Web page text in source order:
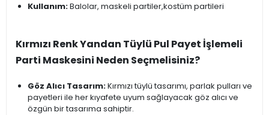
Kullanım:Balolar, maskeli partiler,kostüm partileri
Kırmızı Renk Yandan Tüylü Pul Payet İşlemeli
Parti Maskesini Neden Seçmelisiniz?
Göz Alıcı Tasarım:Kırmızı tüylü tasarımı, parlak pulları ve
payetleri ile her kıyafete uyum sağlayacak göz alıcı ve
özgün bir tasarıma sahiptir.